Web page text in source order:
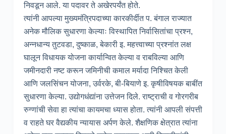
निवडून आले. या पदावर ते अखेरपर्यंत होते.
त्यांनी आपल्या मुख्यमंत्रिपदाच्या कारकीर्दीत प. बंगाल राज्यात
अनेक मौलिक सुधारणा केल्याः विस्थापित निर्वासितांचा प्रश्न,
अन्नधान्य तुटवडा, दुष्काळ, बेकारी इ. महत्त्वाच्या प्रश्नांत लक्ष
घालून विधायक योजना कार्यान्वित केल्या व राबविल्या आणि
जमीनदारी नष्ट करून जमिनीची कमाल मर्यादा निश्चित केली
आणि जलसिंचन योजना, उर्वरके, बी-बियाणे इ. कृषीविषयक बाबींत
सुधारणा केल्या. उद्योगधंद्यांना उत्तेजन दिले. राष्ट्राची व गोरगरीब
रुग्णांची सेवा हा त्यांचा कायमचा ध्यास होता. त्यांनी आपली संपत्ती
व राहते घर वैद्यकीय न्यायास अर्पण केले. शैक्षणिक क्षेत्रात त्यांना